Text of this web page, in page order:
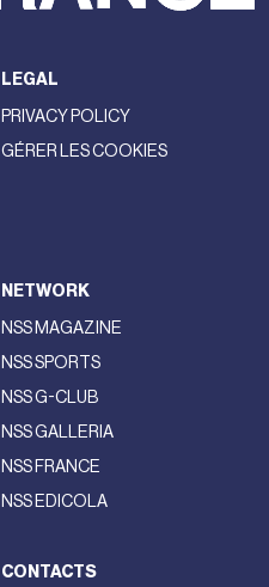
LEGAL
PRIVACY POLICY
GÉRER LES COOKIES
NETWORK
NSS MAGAZINE
NSS SPORTS
NSS G-CLUB
NSS GALLERIA
NSS FRANCE
NSS EDICOLA
CONTACTS